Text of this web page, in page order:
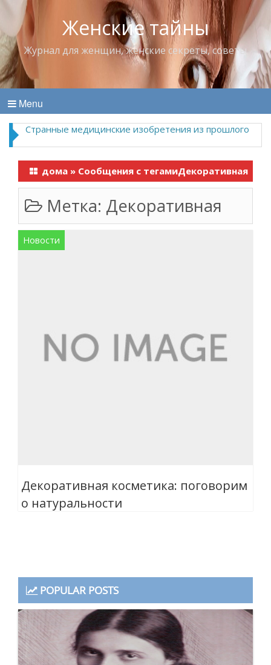
Женские тайны
Журнал для женщин, женские секреты, советы
Menu
Странные медицинские изобретения из прошлого
дома » Сообщения с тегамиДекоративная
Метка: Декоративная
Новости
Декоративная косметика: поговорим
о натуральности
POPULAR POSTS